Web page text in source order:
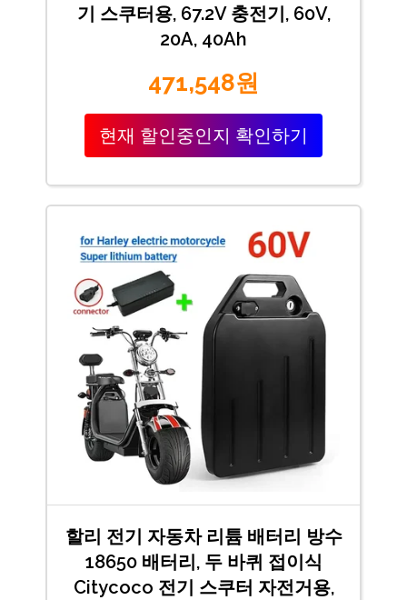
기 스쿠터용, 67.2V 충전기, 60V,
20A, 40Ah
471,548원
현재 할인중인지 확인하기
할리 전기 자동차 리튬 배터리 방수
18650 배터리, 두 바퀴 접이식
Citycoco 전기 스쿠터 자전거용,